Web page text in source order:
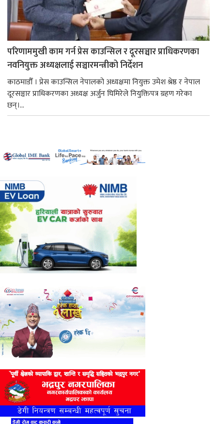
परिणाममुखी काम गर्न प्रेस काउन्सिल र दूरसञ्चार प्राधिकरणका
नवनियुक्त अध्यक्षलाई सञ्चारमन्त्रीको निर्देशन
काठमाडौँ । प्रेस काउन्सिल नेपालको अध्यक्षमा नियुक्त उमेश श्रेष्ठ र नेपाल
दूरसञ्चार प्राधिकरणका अध्यक्ष अर्जुन घिमिरेले नियुक्तिपत्र ग्रहण गरेका
छन्।...